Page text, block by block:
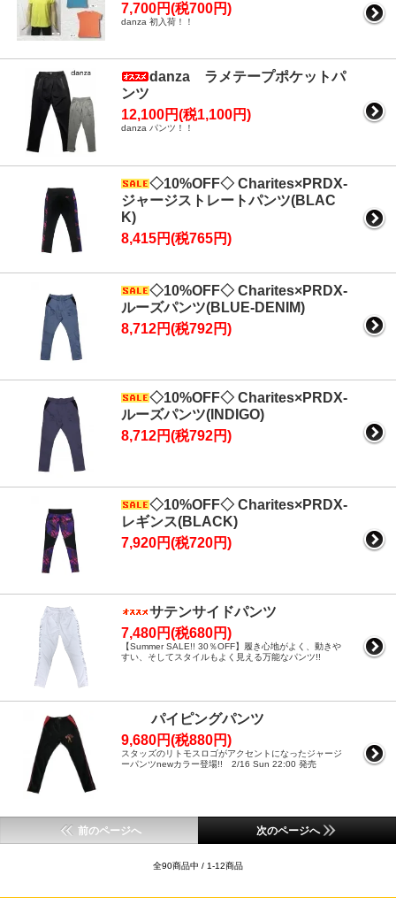
7,700円(税700円)
danza 初入荷！！
danza ラメテープポケットパ
ンツ
12,100円(税1,100円)
danza パンツ！！
◇10%OFF◇ Charites×PRDX-
ジャージストレートパンツ(BLAC
K)
8,415円(税765円)
◇10%OFF◇ Charites×PRDX-
ルーズパンツ(BLUE-DENIM)
8,712円(税792円)
◇10%OFF◇ Charites×PRDX-
ルーズパンツ(INDIGO)
8,712円(税792円)
◇10%OFF◇ Charites×PRDX-
レギンス(BLACK)
7,920円(税720円)
サテンサイドパンツ
7,480円(税680円)
【Summer SALE!! 30％OFF】履き心地がよく、動きや
すい、そしてスタイルもよく見える万能なパンツ!!
パイピングパンツ
9,680円(税880円)
スタッズのリトモスロゴがアクセントになったジャージ
ーパンツnewカラー登場!! 2/16 Sun 22:00 発売
前のページへ 次のページへ
全90商品中 / 1-12商品